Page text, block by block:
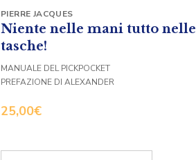
Niente nelle mani tutto nelle
tasche!
25,00€
PIERRE JACQUES
MANUALE DEL PICKPOCKET
PREFAZIONE DI ALEXANDER